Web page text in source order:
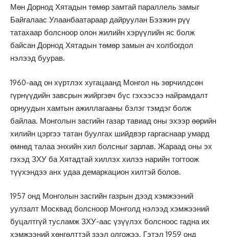
Мөн Дорнод Хятадын төмөр замтай параллель замыг
Байгалаас Улаанбаатараар дайруулан Бээжин рүү
татахаар болсноор олон жилийн хэрүүлийн яс болж
байсан Дорнод Хятадын төмөр замын ач холбогдол
нэлээд буурав.
1960-аад он хүртлэх хугацаанд Монгол нь зөрчилдсөн
гүрнүүдийн завсрын жийргэвч бүс гэхээсээ найрамдалт
орнуудын хамтын ажиллагааны бэлэг тэмдэг болж
байлаа. Монголын засгийн газар тавиад оны эхээр өөрийн
хилийн цэргээ татан буулгах шийдвэр гаргаснаар умард
өмнөд талаа энхийн хил болсныг зарлав. Жараад оны эх
гэхэд ЗХУ ба Хятадтай хиллэх хилээ нарийн тогтоож
түүхэндээ анх удаа демаркацион хилтэй болов.
1957 онд Монголын засгийн газрын дээд хэмжээний
уулзалт Москвад болсноор Монголд нэлээд хэмжээний
буцалтгүй тусламж ЗХУ-аас үзүүлэх болсноос гадна их
хэмжээний хөнгөлттэй зээл олгожээ. Гэтэл 1959 онд